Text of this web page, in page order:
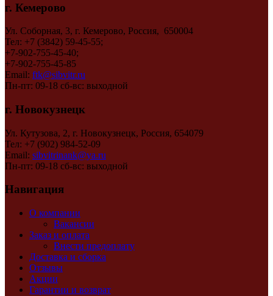
г. Кемерово
Ул. Соборная, 3, г. Кемерово, Россия, 650004
Тел: +7 (3842) 59-45-55;
+7-902-755-45-40;
+7-902-755-45-85
Email: ftk@sibvitr.ru
Пн-пт: 09-18 сб-вс: выходной
г. Новокузнецк
Ул. Кутузова, 2, г. Новокузнецк, Россия, 654079
Тел: +7 (902) 984-52-09
Email: sibvitrinank@ya.ru
Пн-пт: 09-18 сб-вс: выходной
Навигация
О компании
Вакансии
Заказ и оплата
Внести предоплату
Доставка и сборка
Отзывы
Акции
Гарантии и возврат